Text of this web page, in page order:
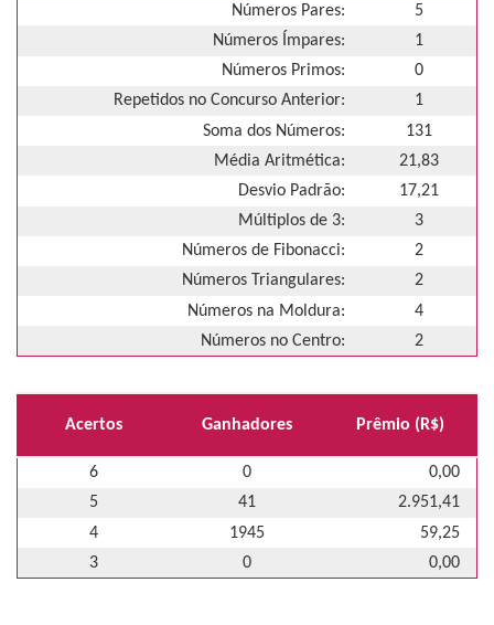
Números Pares:
5
Números Ímpares:
1
Números Primos:
0
Repetidos no Concurso Anterior:
1
Soma dos Números:
131
Média Aritmética:
21,83
Desvio Padrão:
17,21
Múltiplos de 3:
3
Números de Fibonacci:
2
Números Triangulares:
2
Números na Moldura:
4
Números no Centro:
2
Acertos Ganhadores Prêmio (R$)
6 0
0,00
5
41
2.951,41
4
1945
59,25
3
0 0,00